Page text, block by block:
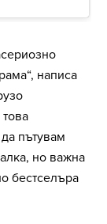
написа
пътувам
но важна
бестселъра